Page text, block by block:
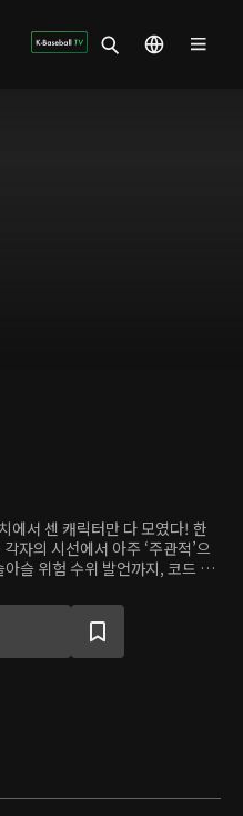
에서 센 캐릭터만 다 모였다! 한
자의 시선에서 아주 ‘주관적’으
슬 위험 수위 발언까지, 코드 안
시사 쇼.